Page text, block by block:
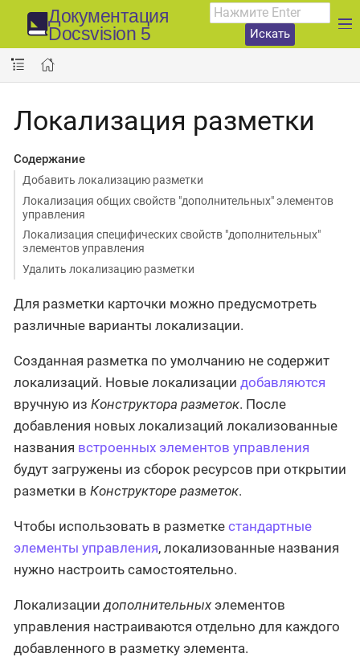
Документация
Docsvision 5
Искать
Локализация разметки
Содержание
Добавить локализацию разметки
Локализация общих свойств "дополнительных" элементов
управления
Локализация специфических свойств "дополнительных"
элементов управления
Удалить локализацию разметки
Для разметки карточки можно предусмотреть
различные варианты локализации.
Созданная разметка по умолчанию не содержит
локализаций. Новые локализации добавляются
вручную из Конструктора разметок. После
добавления новых локализаций локализованные
названия встроенных элементов управления
будут загружены из сборок ресурсов при открытии
разметки в Конструкторе разметок.
Чтобы использовать в разметке стандартные
элементы управления, локализованные названия
нужно настроить самостоятельно.
Локализации дополнительных элементов
управления настраиваются отдельно для каждого
добавленного в разметку элемента.